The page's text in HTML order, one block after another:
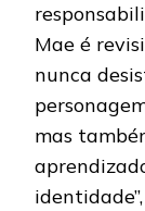
Mae é
nunca
mas